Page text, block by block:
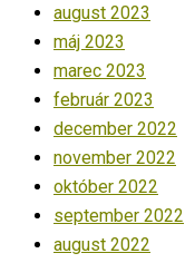
august 2023
máj 2023
marec 2023
február 2023
december 2022
november 2022
október 2022
september 2022
august 2022